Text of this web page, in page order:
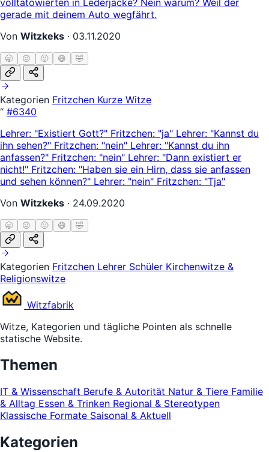
gerade mit deinem Auto wegfährt.
Von Witzkeks · 03.11.2020
🥱 😐 🙂 😄 🤣
Kategorien Fritzchen Kurze Witze
“ #6340
Lehrer: "Existiert Gott?" Fritzchen: "ja" Lehrer: "Kannst du
ihn sehen?" Fritzchen: "nein" Lehrer: "Kannst du ihn
anfassen?" Fritzchen: "nein" Lehrer: "Dann existiert er
nicht!" Fritzchen: "Haben sie ein Hirn, dass sie anfassen
und sehen können?" Lehrer: "nein" Fritzchen: "Tja"
Von Witzkeks · 24.09.2020
🥱 😐 🙂 😄 🤣
Kategorien Fritzchen Lehrer Schüler Kirchenwitze &
Religionswitze
Witzfabrik
Witze, Kategorien und tägliche Pointen als schnelle
statische Website.
Themen
IT & Wissenschaft Berufe & Autorität Natur & Tiere Familie
& Alltag Essen & Trinken Regional & Stereotypen
Klassische Formate Saisonal & Aktuell
Kategorien